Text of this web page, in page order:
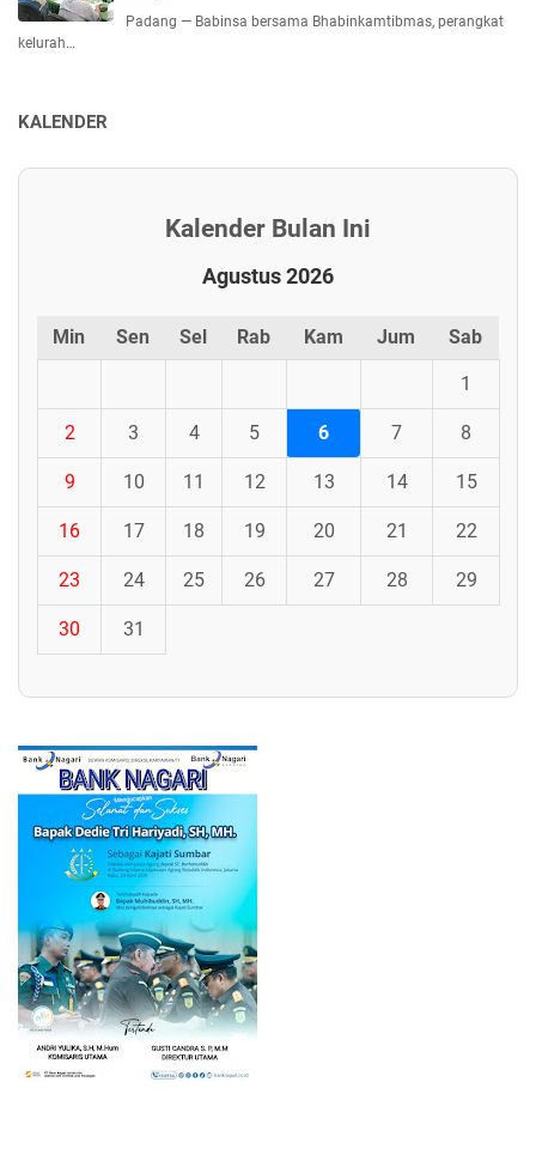
Padang — Babinsa bersama Bhabinkamtibmas, perangkat
kelurah…
KALENDER
Kalender Bulan Ini
Agustus 2026
Min Sen Sel Rab Kam Jum Sab
1
2 3 4 5 6 7 8
9 10 11 12 13 14 15
16 17 18 19 20 21 22
23 24 25 26 27 28 29
30 31